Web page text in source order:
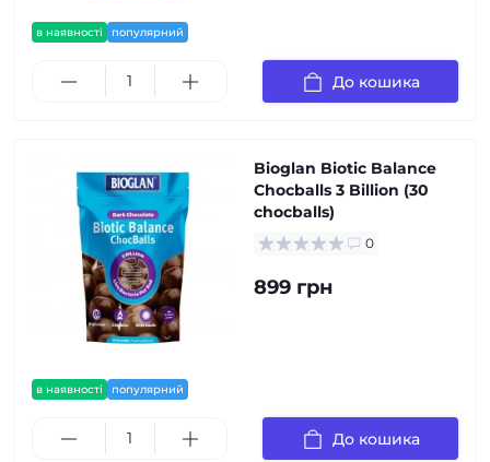
в наявності популярний
До кошика
в наявності популярний
Bioglan Biotic Balance
Chocballs 3 Billion (30
chocballs)
0
899 грн
До кошика